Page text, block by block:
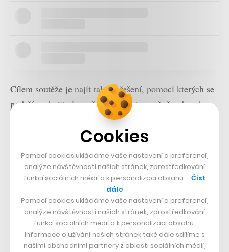
Cílem soutěže je najít taková řešení, pomocí kterých se
podaří zachytit alespoň deset gigatun ročně a do roku
2050 pomoci navrátit planetě její uhlíkovou rovnováhu.
To značně souvisí s Muskovým vyjádřením, ve kterém
uvedl, že není cílem hledat řešení pro uhlíkovou
neutralitu, ale uhlíkovou negativitu.
Cookies
Pomocí cookies ukládáme vaše nastavení a preferencí,
analýze návštěvnosti našich stránek, zprostředkování
funkcí sociálních médií a k personalizaci obsahu … Číst
dále
Pomocí cookies ukládáme vaše nastavení a preferencí,
analýze návštěvnosti našich stránek, zprostředkování
funkcí sociálních médií a k personalizaci obsahu.
Informace o užívání našich stránek také dále sdílíme s
našimi obchodními partnery z oblasti sociálních médií,